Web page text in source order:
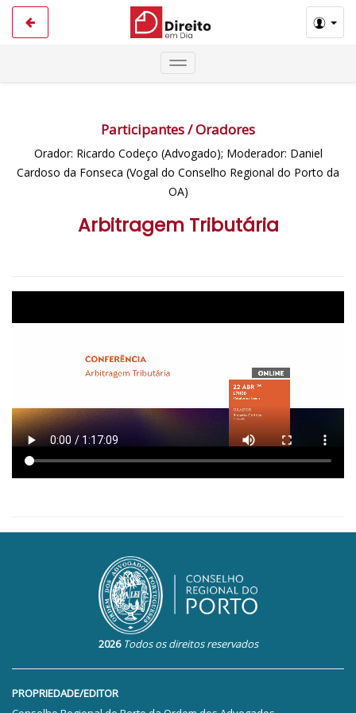
Participantes / Oradores
Orador: Ricardo Codeço (Advogado); Moderador: Daniel
Cardoso da Fonseca (Vogal do Conselho Regional do Porto da
OA)
Arbitragem Tributária
2026 Todos os direitos reservados
PROPRIEDADE/EDITOR